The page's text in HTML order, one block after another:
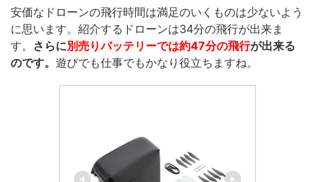
安価なドローンの飛行時間は満足のいくものは少ないよう
に思います。紹介するドローンは34分の飛行が出来ま
す。 さらに別売りバッテリーでは約47分の飛行が出来る
のです。 遊びでも仕事でもかなり役立ちますね。